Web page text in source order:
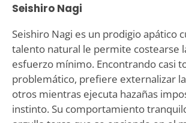
Seishiro Nagi
Seishiro Nagi es un prodigio apático
talento natural le permite costearse
esfuerzo mínimo. Encontrando casi
problemático, prefiere externalizar
otros mientras ejecuta hazañas
instinto. Su comportamiento